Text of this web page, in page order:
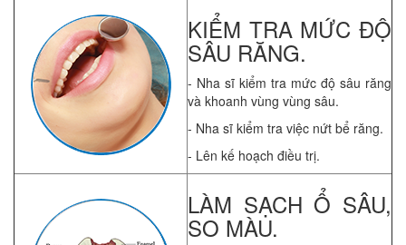
KIỂM TRA MỨC ĐỘ
SÂU RĂNG.
- Nha sĩ kiểm tra mức độ sâu răng
và khoanh vùng vùng sâu.
- Nha sĩ kiểm tra việc nứt bể răng.
- Lên kế hoạch điều trị.
LÀM SẠCH Ổ SÂU,
SO MÀU.